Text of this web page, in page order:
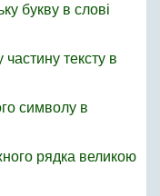
букву в слові
частину тексту в
символу в
рядка великою